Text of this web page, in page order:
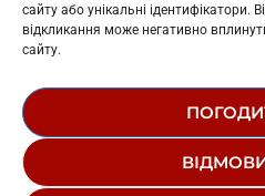
сайту або унікальні ідентифікатори.
відкликання може негативно
сайту.
© 1995-2026 РК «ЗАХІДНИЙ